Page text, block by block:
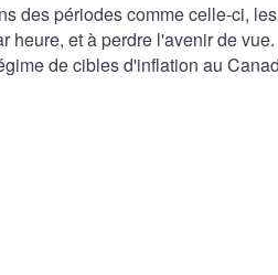
des périodes comme celle-ci, les
heure, et à perdre l'avenir de vue.
de cibles d'inflation au